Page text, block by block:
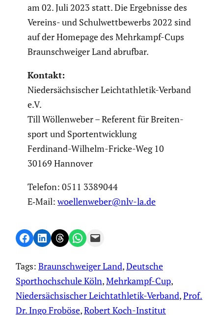
am 02. Juli 2023 statt. Die Ergeb­nisse des
Vereins- und Schul­wett­be­werbs 2022 sind
auf der Homepage des Mehrkampf-Cups
Braun­schweiger Land abrufbar.
Kontakt:
Nieder­säch­si­scher Leicht­ath­letik-Verband
e.V.
Till Wöllen­weber – Referent für Breiten­
sport und Sport­ent­wick­lung
Ferdinand-Wilhelm-Fricke-Weg 10
30169 Hannover
Telefon: 0511 3389044
E‑Mail:woellenweber@nlv-la.de
Share on Facebook
Share on LinkedIn
Share on Threads
Share on WhatsApp
Email this Page
Tags: Braunschweiger Land, Deutsche
Sporthochschule Köln, Mehrkampf-Cup
Niedersächsischer Leichtathletik-Verband, Prof.
Dr. Ingo Froböse, Robert Koch-Institut